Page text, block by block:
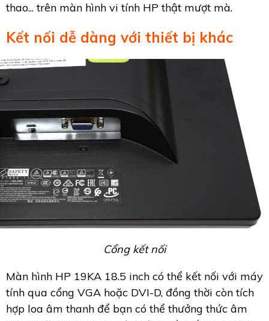
thao... trên màn hình vi tính HP thật mượt mà.
Kết nối dễ dàng với thiết bị khác
Cổng kết nối
Màn hình HP 19KA 18.5 inch có thể kết nối với máy
tính qua cổng VGA hoặc DVI-D, đồng thời còn tích
hợp loa âm thanh để bạn có thể thưởng thức âm